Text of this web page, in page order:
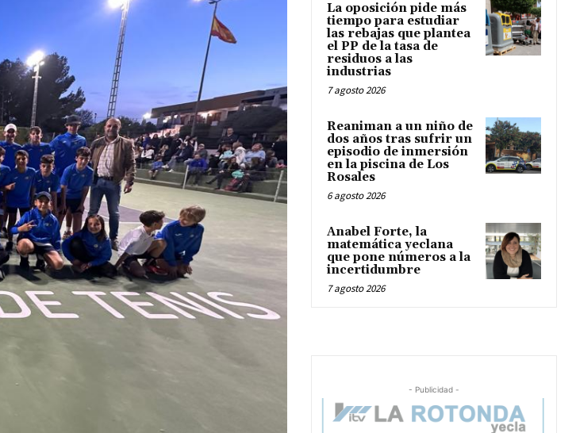
La oposición pide más
tiempo para estudiar
las rebajas que plantea
el PP de la tasa de
residuos a las
industrias
7 agosto 2026
Reaniman a un niño de
dos años tras sufrir un
episodio de inmersión
en la piscina de Los
Rosales
6 agosto 2026
Anabel Forte, la
matemática yeclana
que pone números a la
incertidumbre
7 agosto 2026
- Publicidad -